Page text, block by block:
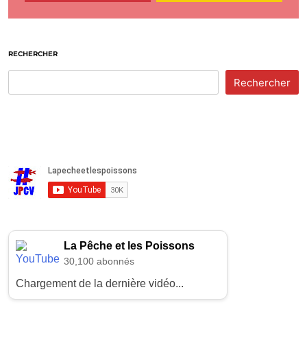
RECHERCHER
Rechercher
La Pêche et les Poissons
30,100 abonnés
Chargement de la dernière vidéo...